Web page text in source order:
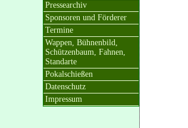
Pressearchiv
Sponsoren und Förderer
Termine
Wappen, Bühnenbild,
Schützenbaum, Fahnen,
Standarte
Pokalschießen
Datenschutz
Impressum